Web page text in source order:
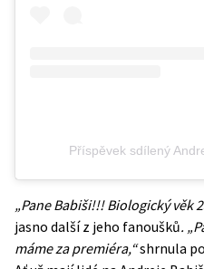
Příspěvek sdílený
„Pane Babiši!!! Biologický věk
jasno další z jeho fanoušků.
máme za premiéra,“shrnula